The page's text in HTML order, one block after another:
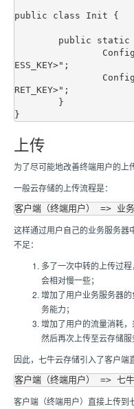
public class Init {
ESS_KEY>";
RET_KEY>";
上传
为了尽可能地改善终端用户的上
一般云存储的上传流程是：
这样通过用户自己的业务服务器
不足：
多了一次中转的上传过
会相对慢一些；
增加了用户业务服务器
务能力；
增加了用户的流量消耗，
然后再次上传至云存储服
因此，七牛云存储引入了客户端
客户端（终端用户）直接上传到